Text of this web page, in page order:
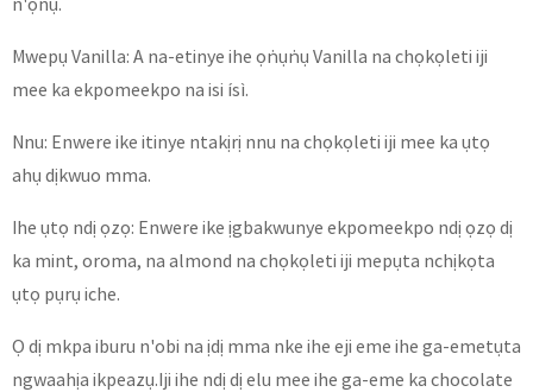
Mwepụ Vanilla: A na-etinye ihe ọṅụṅụ Vanilla na chọkọleti iji
mee ka ekpomeekpo na isi ísì.
Nnu: Enwere ike itinye ntakịrị nnu na chọkọleti iji mee ka ụtọ
ahụ dịkwuo mma.
Ihe ụtọ ndị ọzọ: Enwere ike ịgbakwunye ekpomeekpo ndị ọzọ dị
ka mint, oroma, na almond na chọkọleti iji mepụta nchịkọta
ụtọ pụrụ iche.
Ọ dị mkpa iburu n'obi na ịdị mma nke ihe eji eme ihe ga-emetụta
ngwaahịa ikpeazụ.Iji ihe ndị dị elu mee ihe ga-eme ka chocolate